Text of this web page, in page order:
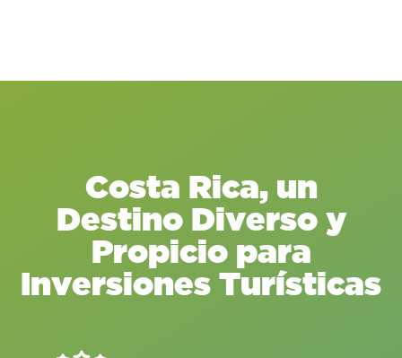
Costa Rica, un
Destino Diverso y
Propicio para
Inversiones Turísticas